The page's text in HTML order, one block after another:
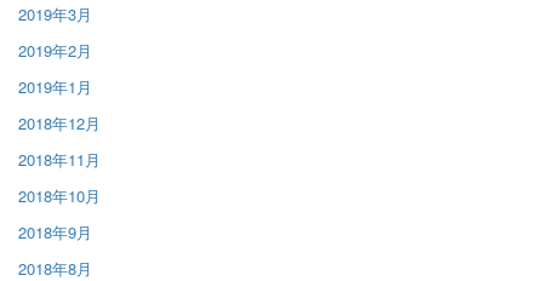
2019年3月
2019年2月
2019年1月
2018年12月
2018年11月
2018年10月
2018年9月
2018年8月